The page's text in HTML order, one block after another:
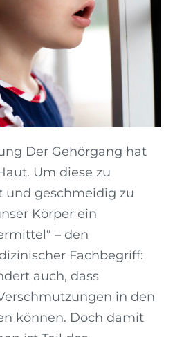
Der Gehörgang hat
Um diese zu
und geschmeidig zu
Körper ein
– den
Fachbegriff:
auch, dass
in den
können. Doch damit